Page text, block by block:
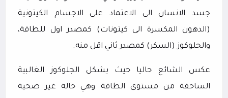
جسد الانسان الى الاعتماد على الاجسام الكيتونية
(الدهون المكسرة الى كيتونات) كمصدر اول للطاقة،
والجلوكوز (السكر) كمصدر ثاني اقل منه.
عكس الشائع حاليا حيث يشكل الجلوكوز الغالبية
الساحقة من مستوى الطاقة وهي حالة غير صحية